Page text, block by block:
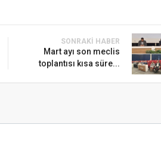
SONRAKI HABER
Mart ayı son meclis
toplantısı kısa süre...